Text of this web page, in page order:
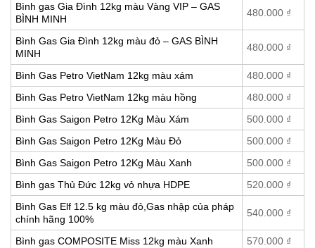
Bình gas Gia Đình 12kg màu Vàng VIP – GAS
BÌNH MINH
480.000 ₫
Bình Gas Gia Đình 12kg màu đỏ – GAS BÌNH
MINH
480.000 ₫
Bình Gas Petro VietNam 12kg màu xám 480.000 ₫
Bình Gas Petro VietNam 12kg màu hồng
480.000 ₫
Bình Gas Saigon Petro 12Kg Màu Xám
500.000 ₫
Bình Gas Saigon Petro 12Kg Màu Đỏ
500.000 ₫
Bình Gas Saigon Petro 12Kg Màu Xanh
500.000 ₫
Bình gas Thủ Đức 12kg vỏ nhựa HDPE
520.000 ₫
Bình Gas Elf 12.5 kg màu đỏ,Gas nhập của pháp
chính hãng 100%
540.000 ₫
Bình gas COMPOSITE Miss 12kg màu Xanh 570.000 ₫